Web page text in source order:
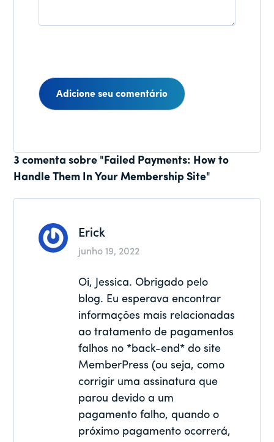
Interações
do
leitor
3 comenta sobre "Failed Payments: How to
Handle Them In Your Membership Site"
Erick
junho 19, 2022
Oi, Jessica. Obrigado pelo
blog. Eu esperava encontrar
informações mais relacionadas
ao tratamento de pagamentos
falhos no *back-end* do site
MemberPress (ou seja, como
corrigir uma assinatura que
parou devido a um
pagamento falho, quando o
próximo pagamento ocorrerá,